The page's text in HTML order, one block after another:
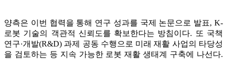
양측은 이번 협력을 통해 연구 성과를 국제 논문으로 발표, K-
로봇 기술의 객관적 신뢰도를 확보한다는 방침이다. 또 국책
연구·개발(R&D) 과제 공동 수행으로 미래 재활 사업의 타당성
을 검토하는 등 지속 가능한 로봇 재활 생태계 구축에 나선다.